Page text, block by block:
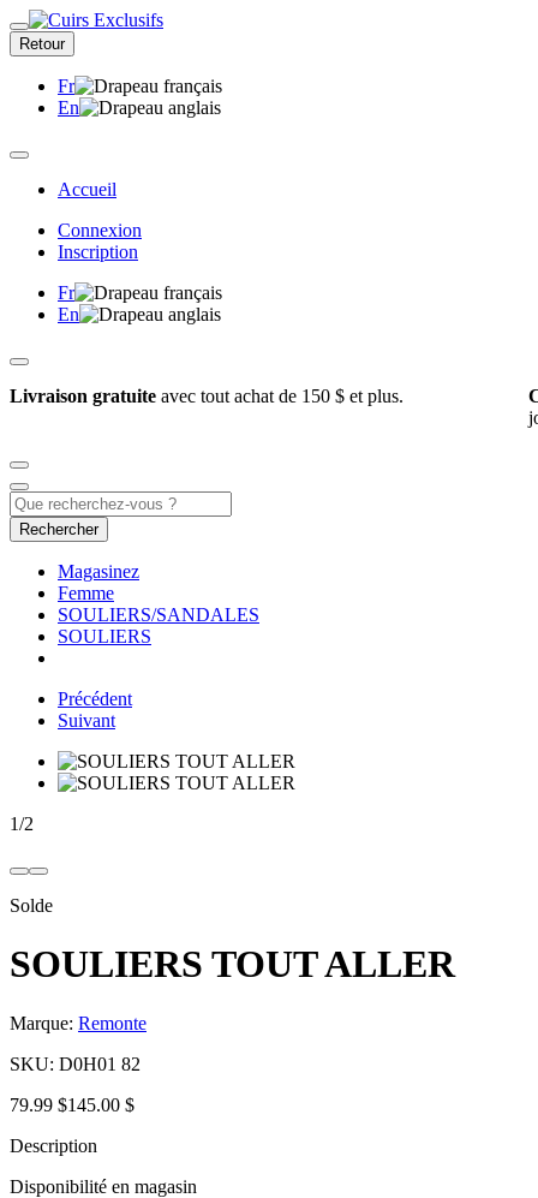
Retour
Fr
En
Accueil
Connexion
Inscription
Fr
En
Livraison gratuite avec tout achat de 150 $ et plus.
Rechercher
Magasinez
Femme
SOULIERS/SANDALES
SOULIERS
Précédent
Suivant
1/2
Solde
SOULIERS TOUT ALLER
Marque: Remonte
SKU: D0H01 82
79.99 $145.00 $
Description
Disponibilité en magasin